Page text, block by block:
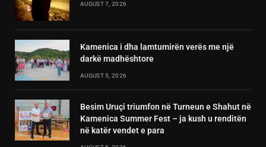
AUGUST 7, 2026
Kamenica i dha lamtumirën verës me një
darkë madhështore
AUGUST 5, 2026
Besim Uruçi triumfon në Turneun e Shahut në
Kamenica Summer Fest – ja kush u renditën
në katër vendet e para